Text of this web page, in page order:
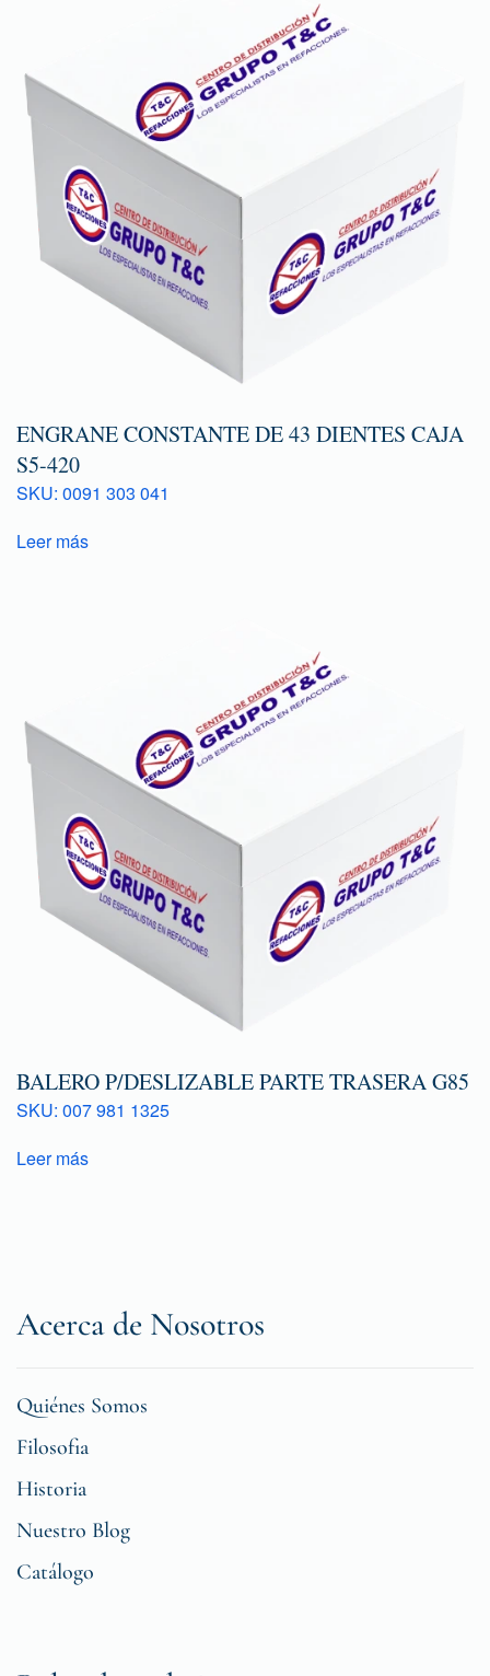
ENGRANE CONSTANTE DE 43 DIENTES CAJA
S5-420
SKU: 0091 303 041
Leer más
BALERO P/DESLIZABLE PARTE TRASERA G85
SKU: 007 981 1325
Leer más
Acerca de Nosotros
Quiénes Somos
Filosofia
Historia
Nuestro Blog
Catálogo